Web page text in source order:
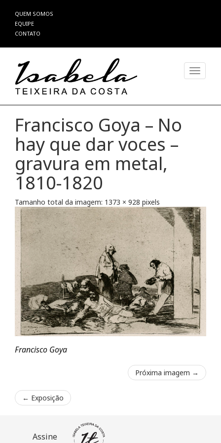
Pular
para
o
QUEM SOMOS
EQUIPE
CONTATO
Francisco Goya – No
hay que dar voces –
gravura em metal,
1810-1820
Tamanho total da imagem: 1373 × 928 pixels
Francisco Goya
Próxima imagem →
← Exposição
Assine